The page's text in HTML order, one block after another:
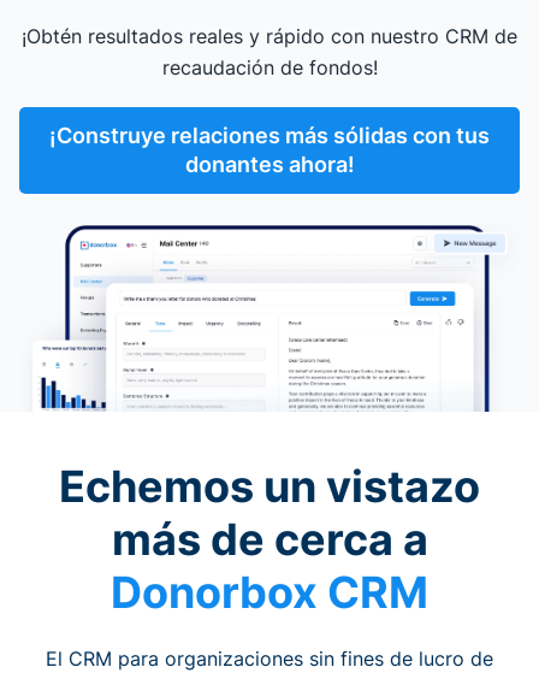
¡Obtén resultados reales y rápido con nuestro CRM de
recaudación de fondos!
¡Construye relaciones más sólidas con tus
donantes ahora!
Echemos un vistazo
más de cerca a
Donorbox CRM
El CRM para organizaciones sin fines de lucro de